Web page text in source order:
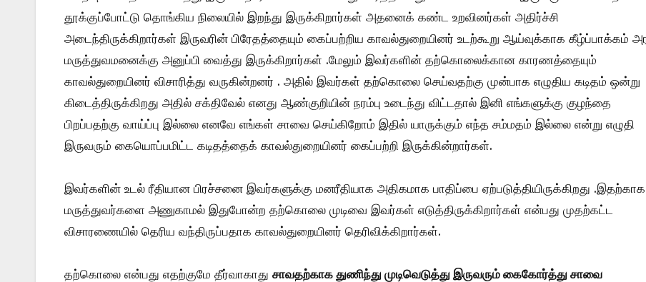
தூக்குப்போட்டு தொங்கிய நிலையில் இறந்து இருக்கிறார்கள் அதனைக் கண்ட உறவினர்கள் அதிர்ச்சி
அடைந்திருக்கிறார்கள் இருவரின் பிரேதத்தையும் கைப்பற்றிய காவல்துறையினர் உடற்கூறு ஆய்வுக்காக கீழ்ப்பாக்கம்
மருத்துவமனைக்கு அனுப்பி வைத்து இருக்கிறார்கள் .மேலும் இவர்களின் தற்கொலைக்கான காரணத்தையும்
காவல்துறையினர் விசாரித்து வருகின்றனர் . அதில் இவர்கள் தற்கொலை செய்வதற்கு முன்பாக எழுதிய கடிதம் ஒன்று
கிடைத்திருக்கிறது அதில் சக்திவேல் எனது ஆண்குறியின் நரம்பு உடைந்து விட்டதால் இனி எங்களுக்கு குழந்தை
பிறப்பதற்கு வாய்ப்பு இல்லை எனவே எங்கள் சாவை செய்கிறோம் இதில் யாருக்கும் எந்த சம்மதம் இல்லை என்று எழுதி
இருவரும் கையொப்பமிட்ட கடிதத்தைக் காவல்துறையினர் கைப்பற்றி இருக்கின்றார்கள்.
இவர்களின் உடல் ரீதியான பிரச்சனை இவர்களுக்கு மனரீதியாக அதிகமாக பாதிப்பை ஏற்படுத்தியிருக்கிறது .இதற்காக
மருத்துவர்களை அணுகாமல் இதுபோன்ற தற்கொலை முடிவை இவர்கள் எடுத்திருக்கிறார்கள் என்பது முதற்கட்ட
விசாரணையில் தெரிய வந்திருப்பதாக காவல்துறையினர் தெரிவிக்கிறார்கள்.
தற்கொலை என்பது எதற்குமே தீர்வாகாது சாவதற்காக துணிந்து முடிவெடுத்து இருவரும் கைகோர்த்து சாவை